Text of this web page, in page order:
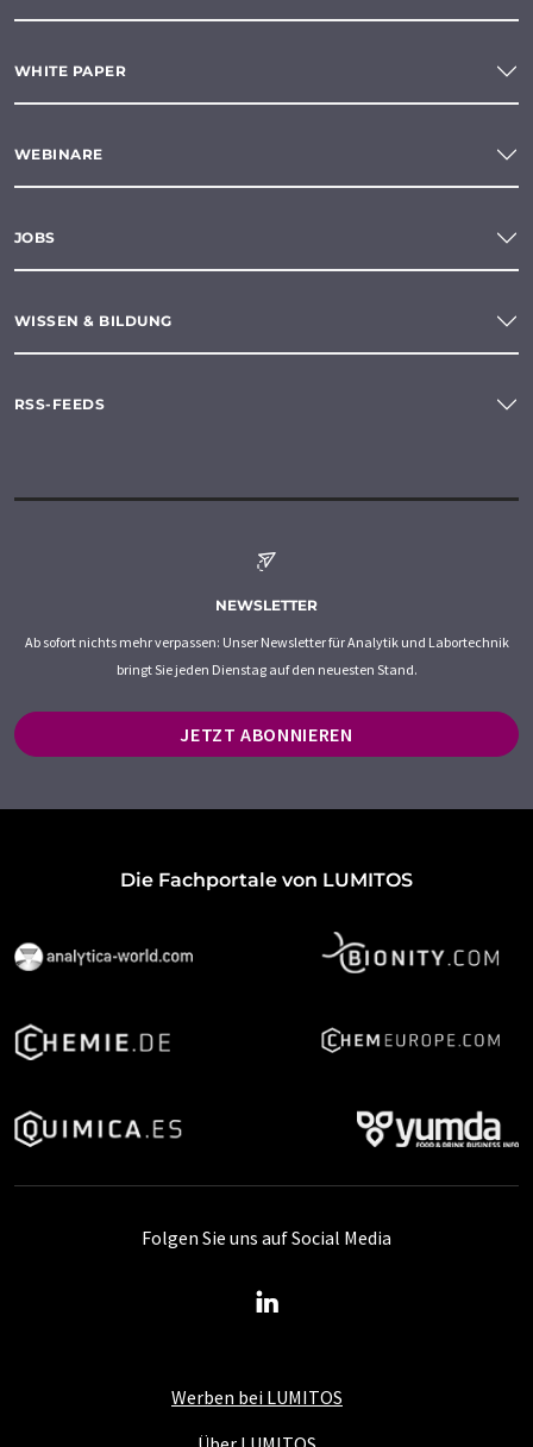
WHITE PAPER
WEBINARE
JOBS
WISSEN & BILDUNG
RSS-FEEDS
NEWSLETTER
Ab sofort nichts mehr verpassen: Unser Newsletter für Analytik und Labortechnik
bringt Sie jeden Dienstag auf den neuesten Stand.
JETZT ABONNIEREN
Die Fachportale von LUMITOS
Werben bei LUMITOS
Folgen Sie uns auf Social Media